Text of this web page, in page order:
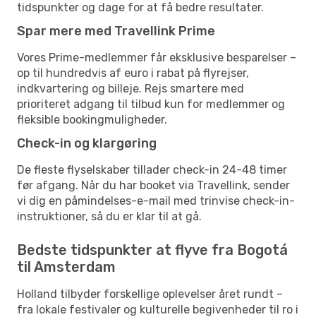
tidspunkter og dage for at få bedre resultater.
Spar mere med Travellink Prime
Vores Prime-medlemmer får eksklusive besparelser –
op til hundredvis af euro i rabat på flyrejser,
indkvartering og billeje. Rejs smartere med
prioriteret adgang til tilbud kun for medlemmer og
fleksible bookingmuligheder.
Check-in og klargøring
De fleste flyselskaber tillader check-in 24-48 timer
før afgang. Når du har booket via Travellink, sender
vi dig en påmindelses-e-mail med trinvise check-in-
instruktioner, så du er klar til at gå.
Bedste tidspunkter at flyve fra Bogotá
til Amsterdam
Holland tilbyder forskellige oplevelser året rundt –
fra lokale festivaler og kulturelle begivenheder til ro i